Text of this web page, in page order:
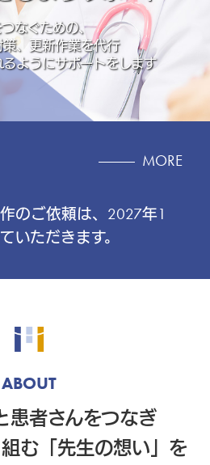
のご依頼は、2027年1
いただきます。
MORE
ABOUT
患者さんをつなぎ
む「先生の想い」を